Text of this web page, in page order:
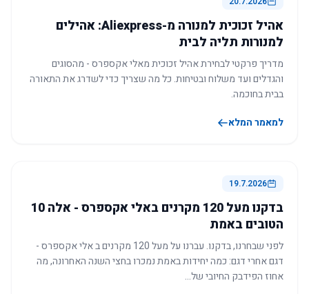
אהיל זכוכית למנורה מ-Aliexpress: אהילים
למנורות תליה לבית
מדריך פרקטי לבחירת אהיל זכוכית מאלי אקספרס - מהסוגים
והגדלים ועד משלוח ובטיחות. כל מה שצריך כדי לשדרג את התאורה
בבית בחוכמה.
למאמר המלא
19.7.2026
בדקנו מעל 120 מקרנים באלי אקספרס - אלה 10
הטובים באמת
לפני שבחרנו, בדקנו. עברנו על מעל 120 מקרנים ב אלי אקספרס -
דגם אחרי דגם: כמה יחידות באמת נמכרו בחצי השנה האחרונה, מה
אחוז הפידבק החיובי של…